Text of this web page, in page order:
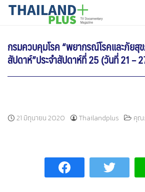
SkipTHAILANDPLUS NEWS
กรมควบคุมโรค “พยากรณ์โรคและภัยสุ
สัปดาห์”ประจำสัปดาห์ที่ 25 (วันที่ 21 –
21 มิถุนายน 2020 Thailandplus คุณ